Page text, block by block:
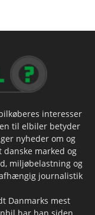
interesser
til elbiler betyder
nyheder om og
marked og
miljøbelastning og
journalistik
Danmarks mest
har han siden